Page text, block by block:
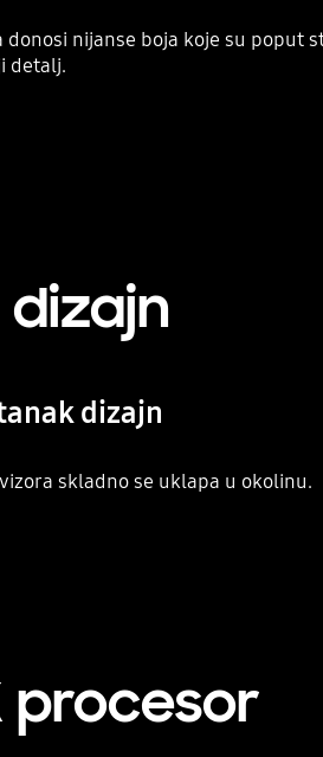
nijanse boja koje su poput
detalj.
dizajn
skladno se uklapa u okolinu.
procesor